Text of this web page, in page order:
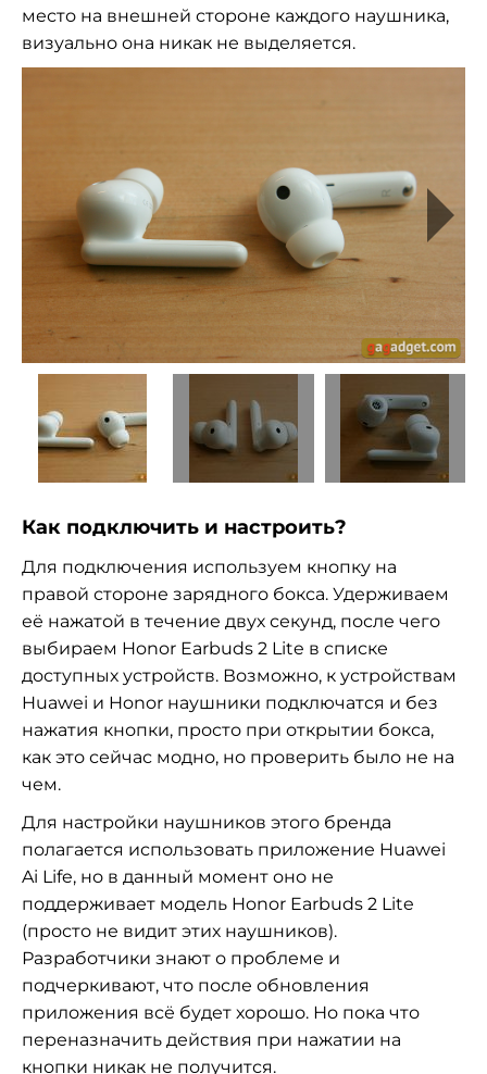
место на внешней стороне каждого наушника,
визуально она никак не выделяется.
Как подключить и настроить?
Для подключения используем кнопку на
правой стороне зарядного бокса. Удерживаем
её нажатой в течение двух секунд, после чего
выбираем Honor Earbuds 2 Lite в списке
доступных устройств. Возможно, к устройствам
Huawei и Honor наушники подключатся и без
нажатия кнопки, просто при открытии бокса,
как это сейчас модно, но проверить было не на
чем.
Для настройки наушников этого бренда
полагается использовать приложение Huawei
Ai Life, но в данный момент оно не
поддерживает модель Honor Earbuds 2 Lite
(просто не видит этих наушников).
Разработчики знают о проблеме и
подчеркивают, что после обновления
приложения всё будет хорошо. Но пока что
переназначить действия при нажатии на
кнопки никак не получится.